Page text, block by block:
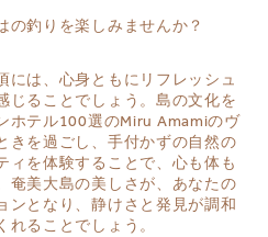
の釣りを楽しみませんか？
には、心身ともにリフレッシュ
じることでしょう。島の文化を
ホテル100選のMiru Amamiのヴ
きを過ごし、手付かずの自然の
ィを体験することで、心も体も
奄美大島の美しさが、あなたの
ンとなり、静けさと発見が調和
れることでしょう。